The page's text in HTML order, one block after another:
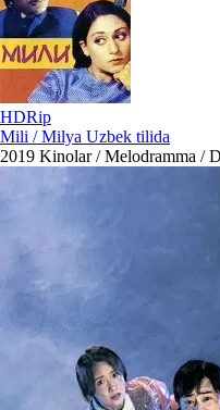
HDRip
Mili / Milya Uzbek tilida
2019 Kinolar / Melodramma /